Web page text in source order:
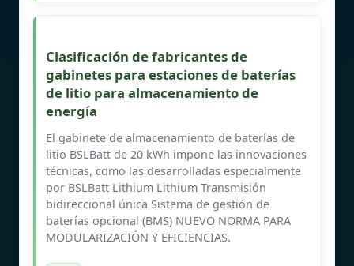
Clasificación de fabricantes de
gabinetes para estaciones de baterías
de litio para almacenamiento de
energía
El gabinete de almacenamiento de baterías de
litio BSLBatt de 20 kWh impone las innovaciones
técnicas, como las desarrolladas especialmente
por BSLBatt Lithium Lithium Transmisión
bidireccional única Sistema de gestión de
baterías opcional (BMS) NUEVO NORMA PARA
MODULARIZACIÓN Y EFICIENCIAS.